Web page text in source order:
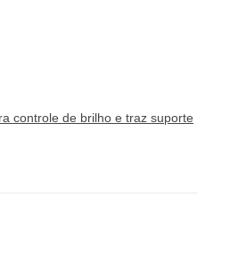
controle de brilho e traz suporte